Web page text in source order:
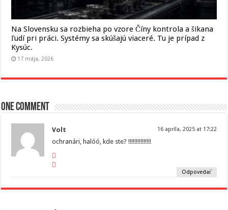
Na Slovensku sa rozbieha po vzore Číny kontrola a šikana
ľudí pri práci. Systémy sa skúšajú viaceré. Tu je prípad z
Kysúc.
17 mája, 2026
One comment
Volt 16 apríla, 2025 at 17:22
ochranári, halóó, kde ste? !!!!!!!!!!!!!!!
Odpovedať